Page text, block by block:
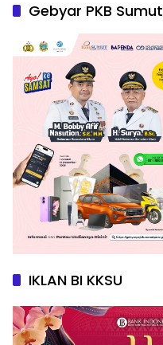
Gebyar PKB Sumut
IKLAN BI KKSU